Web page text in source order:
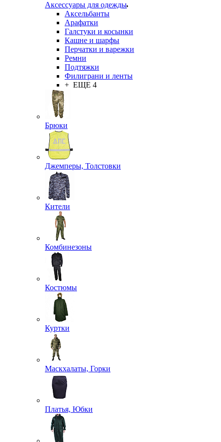
Аксессуары для одежды
Аксельбанты
Арафатки
Галстуки и косынки
Кашне и шарфы
Перчатки и варежки
Ремни
Подтяжки
Филиграни и ленты
+ ЕЩЕ 4
Брюки
Джемперы, Толстовки
Кители
Комбинезоны
Костюмы
Куртки
Маскхалаты, Горки
Платья, Юбки